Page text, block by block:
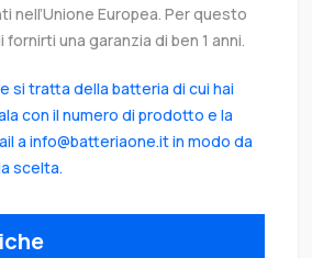
nell’Unione Europea. Per questo
una garanzia di ben 1 anni.
si tratta della batteria di cui hai
con il numero di prodotto e la
a info@batteriaone.it in modo da
scelta.